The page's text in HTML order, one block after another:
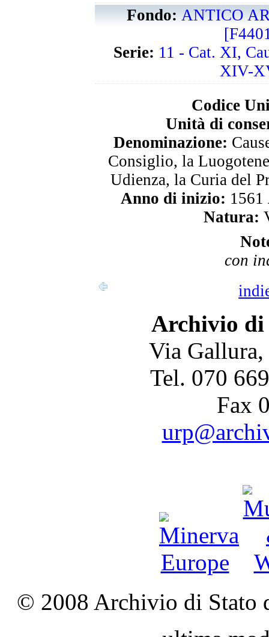
Fondo:ANTICO
Serie: 11 - Cat. XI,
XIV-
Codice
Unità di
Denominazione:
Consiglio, la
Udienza, la Curia del
Anno di inizio: 1561
Natura:
con
Archivio
Via
Tel. 070
Fax
© 2008 Archivio di Stato